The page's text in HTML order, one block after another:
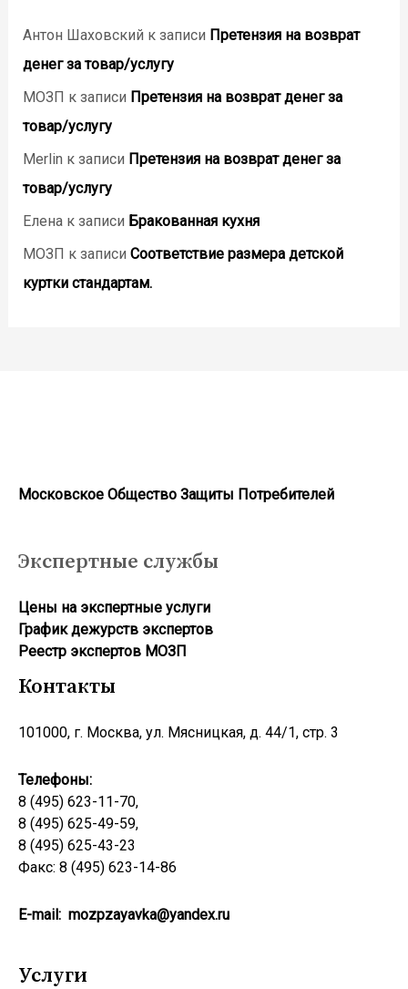
Антон Шаховский к записи Претензия на возврат
денег за товар/услугу
МОЗП к записи Претензия на возврат денег за
товар/услугу
Merlin к записи Претензия на возврат денег за
товар/услугу
Еленак записи Бракованная кухня
МОЗП к записи Соответствие размера детской
куртки стандартам.
Московское Общество Защиты Потребителей
Экспертные службы
Цены на экспертные услуги
График дежурств экспертов
Реестр экcпертов МОЗП
Контакты
101000, г. Москва, ул. Мясницкая, д. 44/1, стр. 3
Телефоны:
8 (495) 623-11-70,
8 (495) 625-49-59,
8 (495) 625-43-23
Факс: 8 (495) 623-14-86
E-mail: mozpzayavka@yandex.ru
Услуги